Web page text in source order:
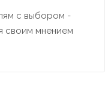
с выбором -
своим мнением